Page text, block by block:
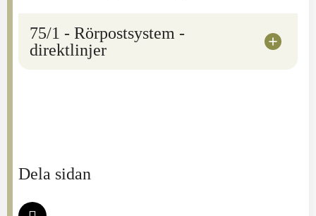
75/1 - Rörpostsystem -
direktlinjer
Dela sidan